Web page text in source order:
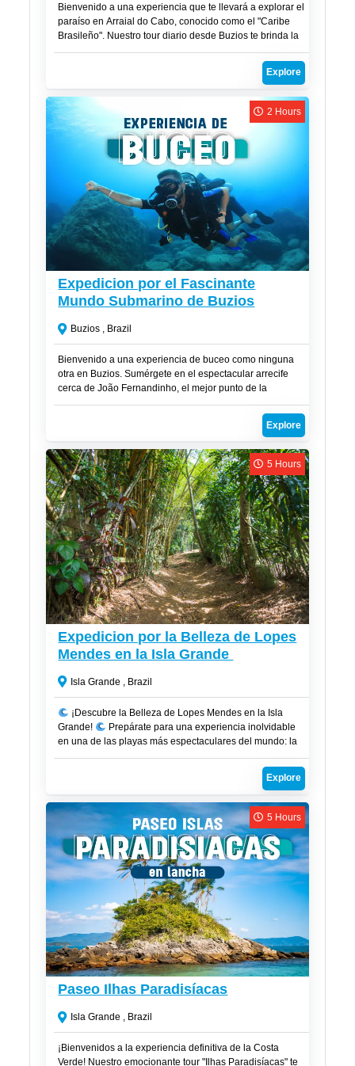
Bienvenido a una experiencia que te llevará a explorar el
paraíso en Arraial do Cabo, conocido como el "Caribe
Brasileño". Nuestro tour diario desde Buzios te brinda la
de arena blanca y maravillas naturales que te dejarán
Explore
CLP$ 54,000
2 Hours
Expedicion por el Fascinante
Mundo Submarino de Buzios
Buzios , Brazil
Bienvenido a una experiencia de buceo como ninguna
otra en Buzios. Sumérgete en el espectacular arrecife
cerca de João Fernandinho, el mejor punto de la
península de Buzios, y descubre un mundo submarino
Explore
CLP$27,000
5 Hours
Expedicion por la Belleza de Lopes
Mendes en la Isla Grande
Isla Grande , Brazil
¡Descubre la Belleza de Lopes Mendes en la Isla
Grande!
Prepárate para una experiencia inolvidable
en una de las playas más espectaculares del mundo: la
Playa de Lopes Mendes, ubicada en la mágica Isla
Grande. Combina naturaleza y tranquilidad en un
entorno paradisíaco diseñado para que solo tengas que
relajarte y disfrutar.
Explore
CLP$45,000
5 Hours
Paseo Ilhas Paradisíacas
Isla Grande , Brazil
¡Bienvenidos a la experiencia definitiva de la Costa
Verde! Nuestro emocionante tour "Ilhas Paradisíacas" te